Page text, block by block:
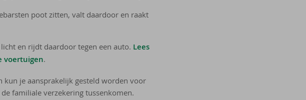
poot zitten, valt daardoor en raakt
en rijdt daardoor tegen een auto. Lees
voertuigen.
kun je aansprakelijk gesteld worden voor
familiale verzekering tussenkomen.